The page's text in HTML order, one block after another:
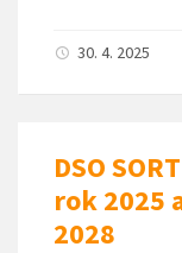
30. 4. 2025
DSO
rok 2025
2028